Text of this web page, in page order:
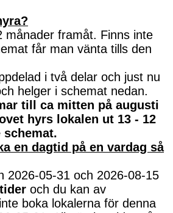
månader framåt. Finns inte
får man vänta tills den
i två delar och just nu
helger i schemat nedan.
till ca mitten på augusti
hyrs lokalen ut 13 - 12
schemat.
en dagtid på en vardag så
2026-05-31 och 2026-08-15
och du kan av
boka lokalerna för denna